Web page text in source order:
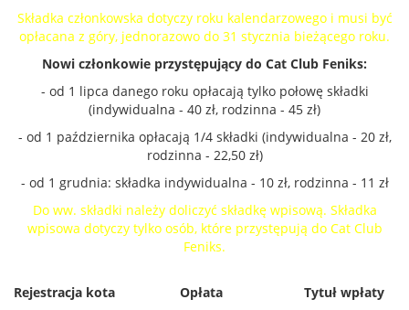
Składka członkowska dotyczy roku kalendarzowego i musi być
opłacana z góry, jednorazowo do 31 stycznia bieżącego roku.
Nowi członkowie przystępujący do Cat Club Feniks:
- od 1 lipca danego roku opłacają tylko połowę składki
(indywidualna - 40 zł, rodzinna - 45 zł)
- od 1 października opłacają 1/4 składki (indywidualna - 20 zł,
rodzinna - 22,50 zł)
- od 1 grudnia: składka indywidualna - 10 zł, rodzinna - 11 zł
Do ww. składki należy doliczyć składkę wpisową. Składka
wpisowa dotyczy tylko osób, które przystępują do Cat Club
Feniks.
Rejestracja kota Opłata Tytuł wpłaty